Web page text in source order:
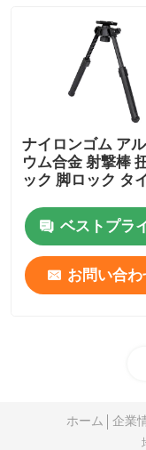
ナイロンゴム ア
ウム合金 射撃棒
ック 脚ロック タ
ベストプラ
お問い合わ
ホーム 企業